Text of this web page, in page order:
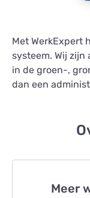
Met WerkExpert
systeem. Wij
in de groen-,
dan een
Meer